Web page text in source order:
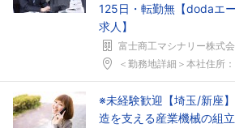
125日・転勤無【dodaエ
求人】
富士商工マシナリー株式
＜勤務地詳細＞本社住所：
※未経験歓迎【埼玉/新座
造を支える産業機械の組